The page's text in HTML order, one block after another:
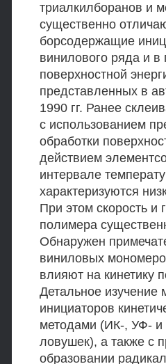
триалкилборанов и
существенно
борсодержащие
винилового ряда и в
поверхностной
представленных в
1990 гг. Ранее
с использованием
обработки
действием
интервале
характеризуются
При этом скорость и
полимера
Обнаружен
виниловых
влияют на кинетику
Детальное
инициаторов
методами (ИК-, УФ- и
ловушек), а также с
образовании